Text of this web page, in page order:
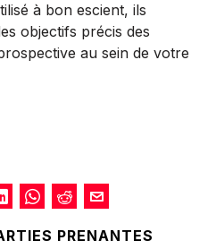
à bon escient, ils
objectifs précis des
au sein de votre
PRENANTES